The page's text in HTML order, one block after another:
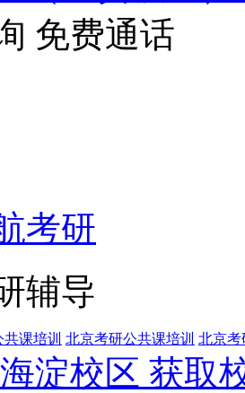
免费通话
考研
辅导
课培训 北京考研公共课培训 北京考
海淀校区 获取